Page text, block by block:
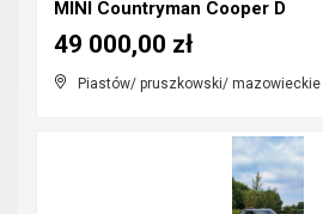
MINI Countryman Cooper D
Piastów/ pruszkowski/ mazowieckie
49 000,00 zł